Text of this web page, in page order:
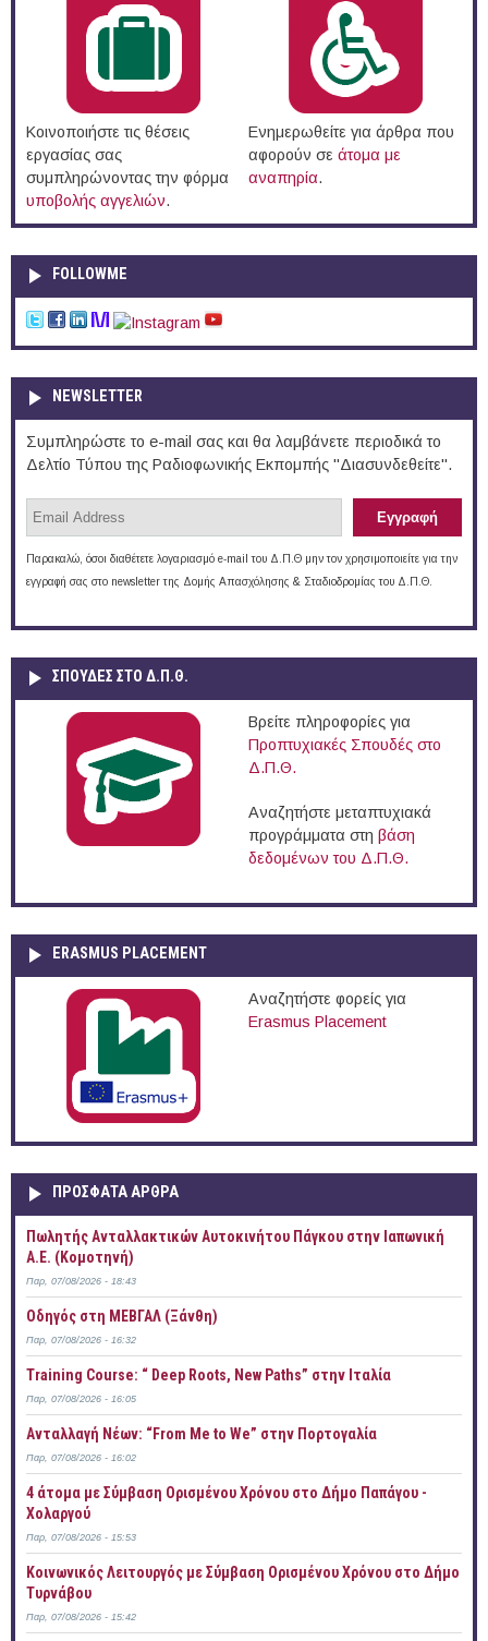
Κοινοποιήστε τις θέσεις
εργασίας σας
συμπληρώνοντας την φόρμα
υποβολής αγγελιών.
Ενημερωθείτε για άρθρα που
αφορούν σε άτομα με
αναπηρία.
FOLLOWME
NEWSLETTER
Συμπληρώστε το e-mail σας και θα λαμβάνετε περιοδικά το
Δελτίο Τύπου της Ραδιοφωνικής Εκπομπής "Διασυνδεθείτε".
Παρακαλώ, όσοι διαθέτετε λογαριασμό e-mail του Δ.Π.Θ μην τον χρησιμοποιείτε για την
εγγραφή σας στο newsletter της Δομής Απασχόλησης & Σταδιοδρομίας του Δ.Π.Θ.
ΣΠΟΥΔΈΣ ΣΤΟ Δ.Π.Θ.
Βρείτε πληροφορίες για
Προπτυχιακές Σπουδές στο
Δ.Π.Θ.
Αναζητήστε μεταπτυχιακά
προγράμματα στη βάση
δεδομένων του Δ.Π.Θ.
ERASMUS PLACEMENT
Αναζητήστε φορείς για
Erasmus Placement
ΠΡOΣΦΑΤΑ AΡΘΡΑ
Πωλητής Ανταλλακτικών Αυτοκινήτου Πάγκου στην Ιαπωνική
Α.Ε. (Κομοτηνή)
Παρ, 07/08/2026 - 18:43
Οδηγός στη ΜΕΒΓΑΛ (Ξάνθη)
Παρ, 07/08/2026 - 16:32
Training Course: “ Deep Roots, New Paths” στην Ιταλία
Παρ, 07/08/2026 - 16:05
Ανταλλαγή Νέων: “From Me to We” στην Πορτογαλία
Παρ, 07/08/2026 - 16:02
4 άτομα με Σύμβαση Ορισμένου Χρόνου στο Δήμο Παπάγου -
Χολαργού
Παρ, 07/08/2026 - 15:53
Κοινωνικός Λειτουργός με Σύμβαση Ορισμένου Χρόνου στο Δήμο
Τυρνάβου
Παρ, 07/08/2026 - 15:42